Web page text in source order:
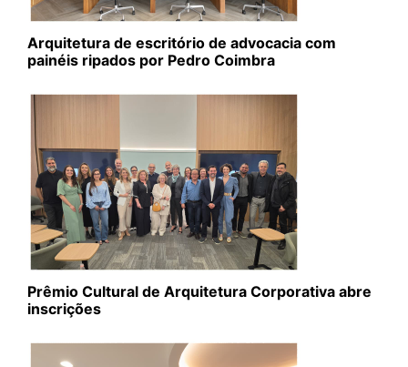
Arquitetura de escritório de advocacia com
painéis ripados por Pedro Coimbra
Prêmio Cultural de Arquitetura Corporativa abre
inscrições